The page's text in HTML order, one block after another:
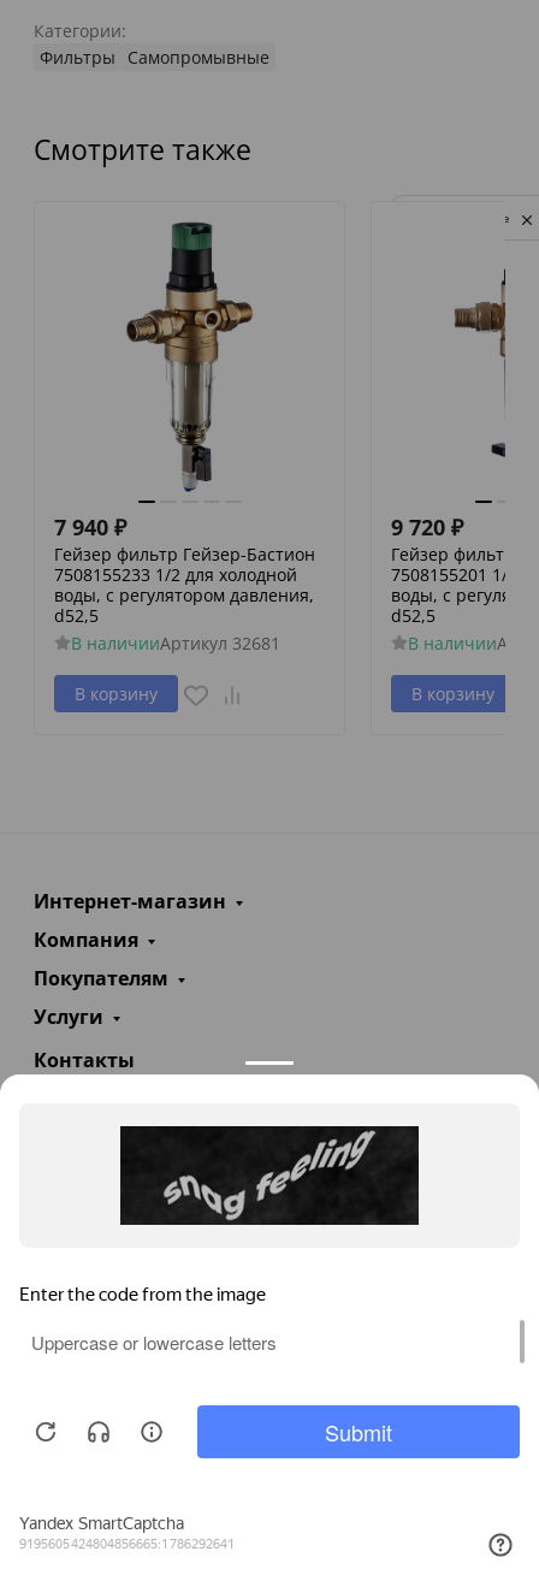
Каталог
Категории:
Фильтры
Самопромывные
Смотрите также
7 940 ₽
Гейзер фильтр Гейзер-Бастион
7508155233 1/2 для холодной
воды, с регулятором давления,
d52,5
В наличииАртикул 32681
В корзину
9 720 ₽
Гейзер фильтр
7508155201 1/2
воды, с
d52,5
В наличии
В корзину
Интернет-магазин
Компания
Покупателям
Услуги
Контакты
Пн—Сб 09:00 – 18:00
TeploExpert.com © 2008 - 2026 Оборудование для
систем отопления, водоснабжения, канализации
Privacy notice